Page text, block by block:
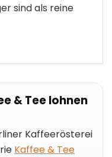
sind als reine
& Tee lohnen
Kaffeerösterei
Kaffee & Tee